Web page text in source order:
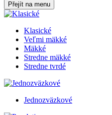
Přejít na menu
Klasické
Veľmi mäkké
Mäkké
Stredne mäkké
Stredne tvrdé
Jednozväzkové